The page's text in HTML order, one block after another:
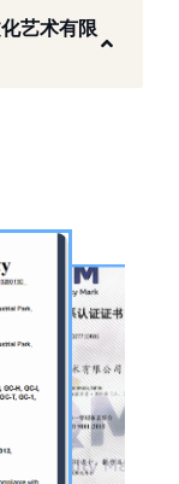
作工厂，
配套生产
制模式，
原料选
上门安装
乐园、文
展会、节
线涵盖静
艺术有限